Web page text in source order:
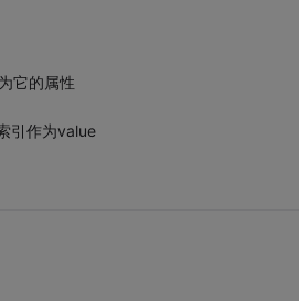
它的属性
引作为value